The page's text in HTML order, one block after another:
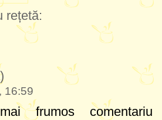
rețetă:
16:59
frumos comentariu